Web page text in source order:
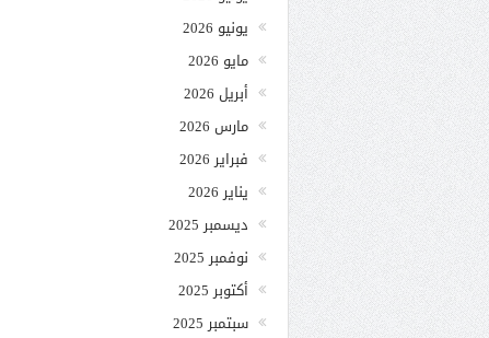
يونيو 2026
مايو 2026
أبريل 2026
مارس 2026
فبراير 2026
يناير 2026
ديسمبر 2025
نوفمبر 2025
أكتوبر 2025
سبتمبر 2025